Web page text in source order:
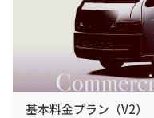
基本料金プラン（V2）